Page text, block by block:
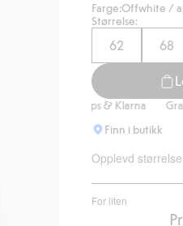
Farge:Offwhite /
Størrelse:
62 68
med Vipps & Klarna Gratis
Finn i butikk
Opplevd størrelse
For liten
av